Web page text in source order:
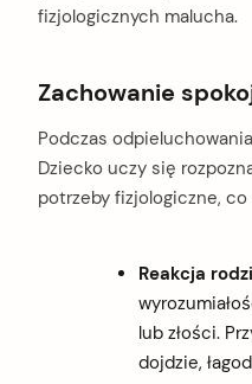
fizjologicznych malucha.
Zachowanie
Podczas
Dziecko uczy się
potrzeby fizjologiczne,
Reakcja
lub złości.
dojdzie,